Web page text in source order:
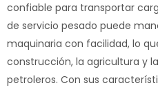
confiable para transportar
de servicio pesado puede
maquinaria con facilidad, lo
construcción, la agricultura y
petroleros. Con sus